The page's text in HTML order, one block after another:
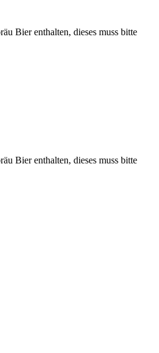
Bier enthalten, dieses muss bitte
Bier enthalten, dieses muss bitte